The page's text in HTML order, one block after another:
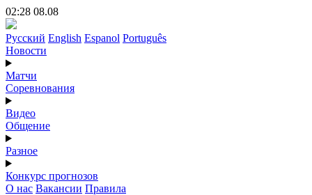
02:28 08.08
Русский English Espanol Português
Новости
Матчи
Соревнования
Видео
Общение
Разное
Конкурс прогнозов
О нас Вакансии Правила